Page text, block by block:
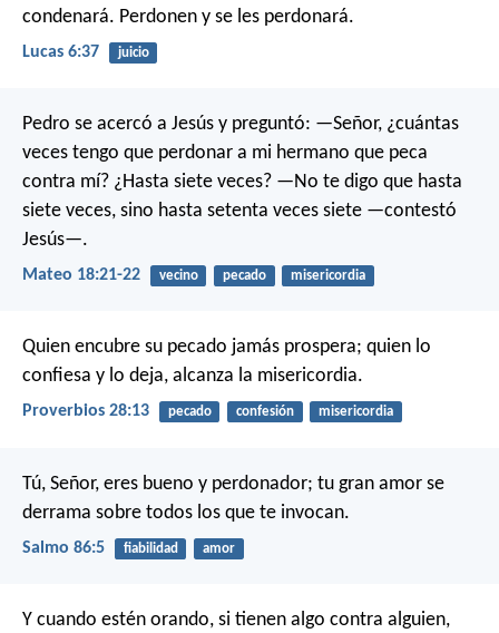
condenará. Perdonen y se les perdonará.
Lucas 6:37 juicio
Pedro se acercó a Jesús y preguntó: —Señor, ¿cuántas
veces tengo que perdonar a mi hermano que peca
contra mí? ¿Hasta siete veces? —No te digo que hasta
siete veces, sino hasta setenta veces siete —contestó
Jesús—.
Mateo 18:21-22 vecino pecado misericordia
Quien encubre su pecado jamás prospera; quien lo
confiesa y lo deja, alcanza la misericordia.
Proverbios 28:13 pecado confesión misericordia
Tú, Señor, eres bueno y perdonador; tu gran amor se
derrama sobre todos los que te invocan.
Salmo 86:5 fiabilidad amor
Y cuando estén orando, si tienen algo contra alguien,